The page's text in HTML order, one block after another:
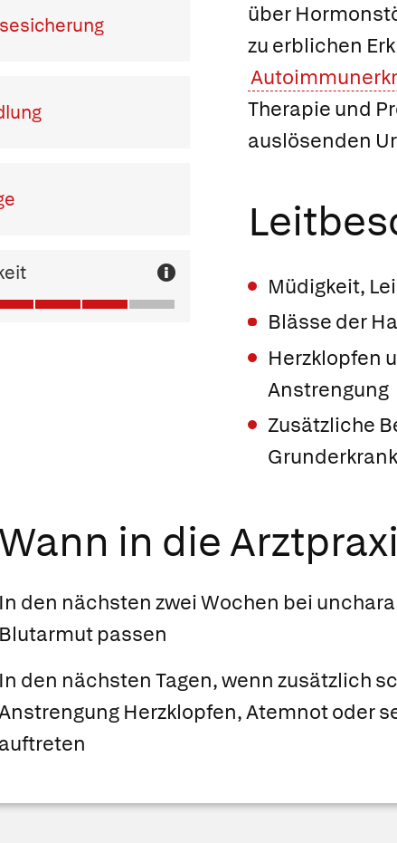
über
zu erblichen
Therapie und
auslösenden
Müdigkeit,
Blässe der
Herzklopfen
Anstrengung
Zusätzliche
Wann in die
In den nächsten zwei Wochen bei
Blutarmut passen
In den nächsten Tagen, wenn zusätzlich
Herzklopfen, Atemnot oder
auftreten